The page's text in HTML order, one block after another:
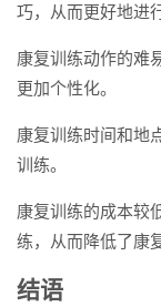
巧，从而更好地进
康复训练动作的难
更加个性化。
康复训练时间和地
训练。
康复训练的成本较
练，从而降低了康
结语